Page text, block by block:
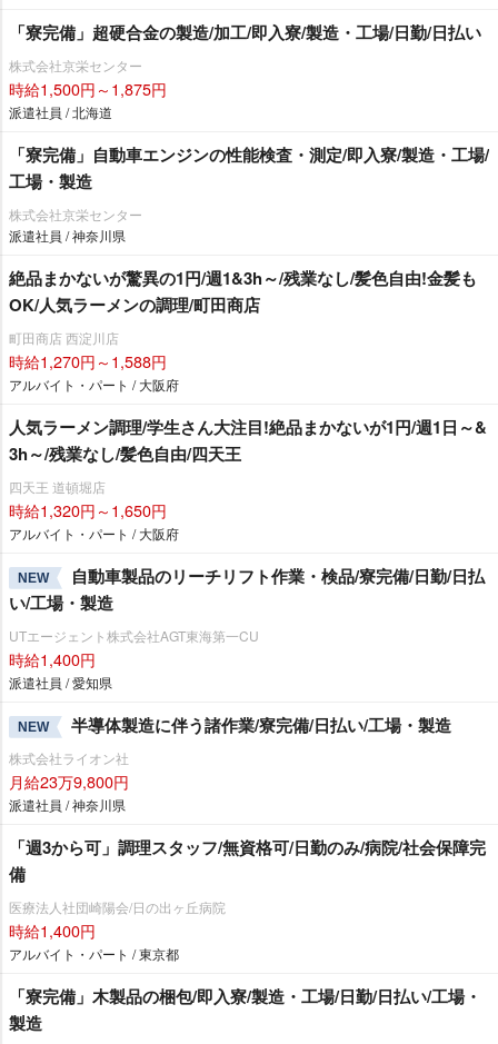
「寮完備」超硬合金の製造/加工/即入寮/製造・工場/日勤/日払い
株式会社京栄センター
時給1,500円～1,875円
派遣社員 / 北海道
「寮完備」自動車エンジンの性能検査・測定/即入寮/製造・工場/
工場・製造
株式会社京栄センター
派遣社員 / 神奈川県
絶品まかないが驚異の1円/週1&3h～/残業なし/髪色自由!金髪も
OK/人気ラーメンの調理/町田商店
町田商店 西淀川店
時給1,270円～1,588円
アルバイト・パート / 大阪府
人気ラーメン調理/学生さん大注目!絶品まかないが1円/週1日～&
3h～/残業なし/髪色自由/四天王
四天王 道頓堀店
時給1,320円～1,650円
アルバイト・パート / 大阪府
NEW
自動車製品のリーチリフト作業・検品/寮完備/日勤/日払
い/工場・製造
UTエージェント株式会社AGT東海第一CU
時給1,400円
派遣社員 / 愛知県
NEW 半導体製造に伴う諸作業/寮完備/日払い/工場・製造
株式会社ライオン社
月給23万9,800円
派遣社員 / 神奈川県
「週3から可」調理スタッフ/無資格可/日勤のみ/病院/社会保障完
備
医療法人社団崎陽会/日の出ヶ丘病院
時給1,400円
アルバイト・パート / 東京都
「寮完備」木製品の梱包/即入寮/製造・工場/日勤/日払い/工場・
製造